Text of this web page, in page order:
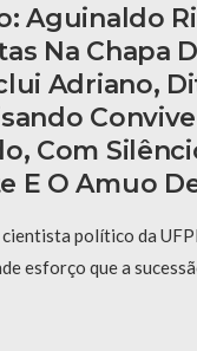
Aguinaldo
Na Chapa
Adriano,
Com
E O Amuo
político da
esforço que a